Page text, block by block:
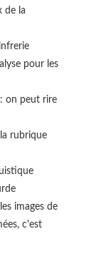
de la
pour les
on peut rire
rubrique
images de
c'est